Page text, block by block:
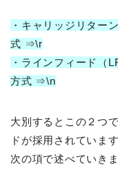
・キャリッジリタ
式 ⇒\r
・ラインフィード（
方式 ⇒\n
大別するとこの２つ
ドが採用されていま
次の項で述べていきま